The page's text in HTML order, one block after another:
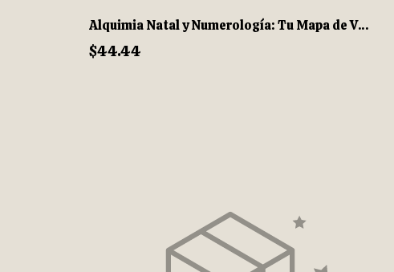
Alquimia Natal y Numerología: Tu Mapa de Vida Personalizado.
$44.44